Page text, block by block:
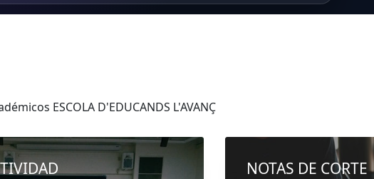
ESCOLA D'EDUCANDS L'AVANÇ
NOTAS DE CORTE